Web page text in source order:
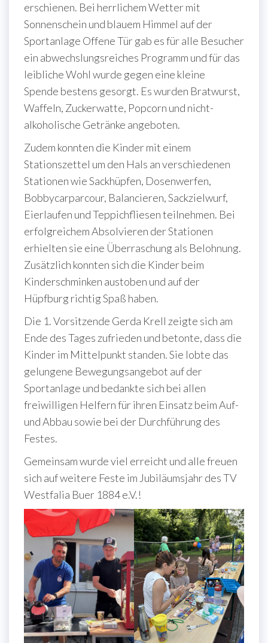
erschienen. Bei herrlichem Wetter mit
Sonnenschein und blauem Himmel auf der
Sportanlage Offene Tür gab es für alle Besucher
ein abwechslungsreiches Programm und für das
leibliche Wohl wurde gegen eine kleine
Spende bestens gesorgt. Es wurden Bratwurst,
Waffeln, Zuckerwatte, Popcorn und nicht-
alkoholische Getränke angeboten.
Zudem konnten die Kinder mit einem
Stationszettel um den Hals an verschiedenen
Stationen wie Sackhüpfen, Dosenwerfen,
Bobbycarparcour, Balancieren, Sackzielwurf,
Eierlaufen und Teppichfliesen teilnehmen. Bei
erfolgreichem Absolvieren der Stationen
erhielten sie eine Überraschung als Belohnung.
Zusätzlich konnten sich die Kinder beim
Kinderschminken austoben und auf der
Hüpfburg richtig Spaß haben.
Die 1. Vorsitzende Gerda Krell zeigte sich am
Ende des Tages zufrieden und betonte, dass die
Kinder im Mittelpunkt standen. Sie lobte das
gelungene Bewegungsangebot auf der
Sportanlage und bedankte sich bei allen
freiwilligen Helfern für ihren Einsatz beim Auf-
und Abbau sowie bei der Durchführung des
Festes.
Gemeinsam wurde viel erreicht und alle freuen
sich auf weitere Feste im Jubiläumsjahr des TV
Westfalia Buer 1884 e.V.!